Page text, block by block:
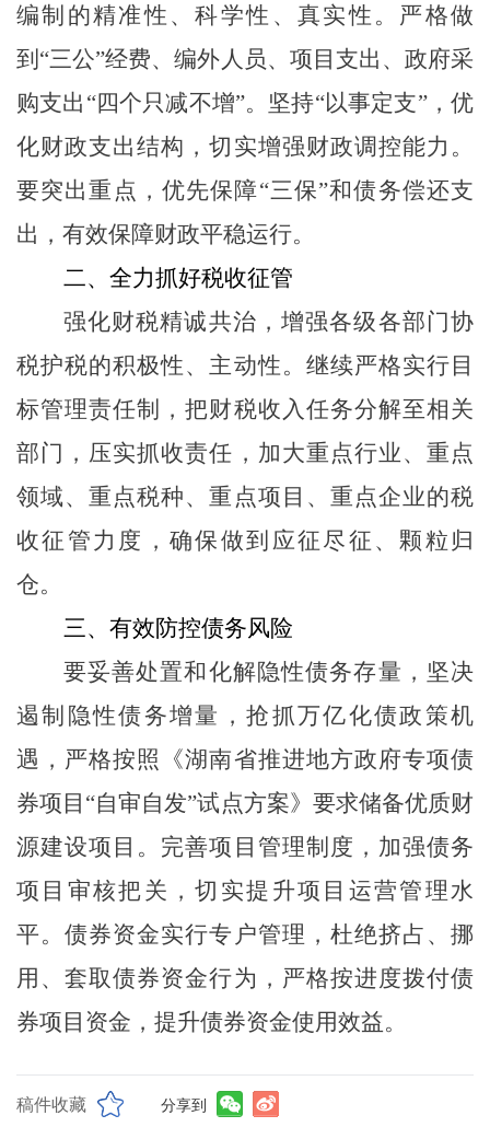
编制的精准性、科学性、真实性。严格做
到“三公”经费、编外人员、项目支出、政府采
购支出“四个只减不增”。坚持“以事定支”，优
化财政支出结构，切实增强财政调控能力。
要突出重点，优先保障“三保”和债务偿还支
出，有效保障财政平稳运行。
二、全力抓好税收征管
强化财税精诚共治，增强各级各部门协
税护税的积极性、主动性。继续严格实行目
标管理责任制，把财税收入任务分解至相关
部门，压实抓收责任，加大重点行业、重点
领域、重点税种、重点项目、重点企业的税
收征管力度，确保做到应征尽征、颗粒归
仓。
三、有效防控债务风险
要妥善处置和化解隐性债务存量，坚决
遏制隐性债务增量，抢抓万亿化债政策机
遇，严格按照《湖南省推进地方政府专项债
券项目 “自审自发”试点方案》要求储备优质财
源建设项目。完善项目管理制度，加强债务
项目审核把关，切实提升项目运营管理水
平。债券资金实行专户管理，杜绝挤占、挪
用、套取债券资金行为，严格按进度拨付债
券项目资金，提升债券资金使用效益。
稿件收藏 分享到